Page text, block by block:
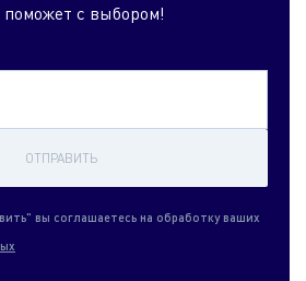
с выбором!
ОТПРАВИТЬ
вы соглашаетесь на обработку ваших